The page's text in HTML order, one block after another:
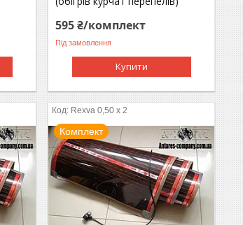
595 ₴/комплект
Під замовлення
Купити
Rexva 0,50 x 2
Комплект